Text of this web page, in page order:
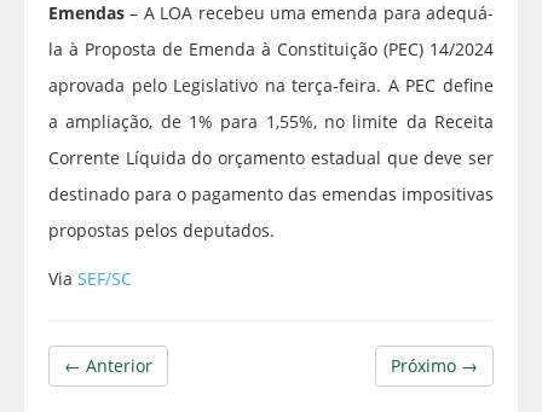
Emendas– A LOA recebeu uma emenda para adequá-
la à Proposta de Emenda à Constituição (PEC) 14/2024
aprovada pelo Legislativo na terça-feira. A PEC define
a ampliação, de 1% para 1,55%, no limite da Receita
Corrente Líquida do orçamento estadual que deve ser
destinado para o pagamento das emendas impositivas
propostas pelos deputados.
Via SEF/SC
Próximo →
← Anterior